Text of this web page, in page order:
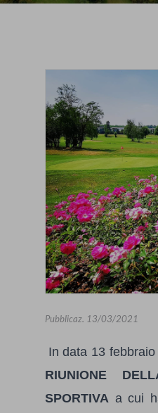
Pubblicaz. 13/03/2021
In data 13
RIUNIONE
SPORTIVA a cui